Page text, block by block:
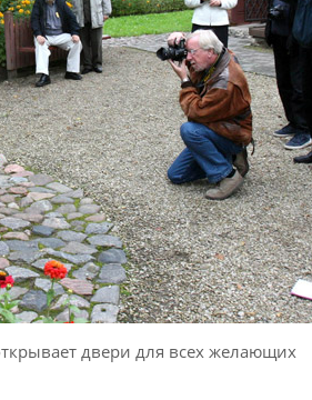
двери для всех желающих